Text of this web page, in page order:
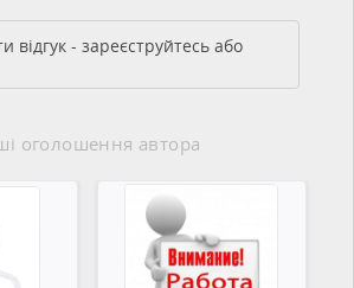
відгук - зареєструйтесь або
оголошення автора